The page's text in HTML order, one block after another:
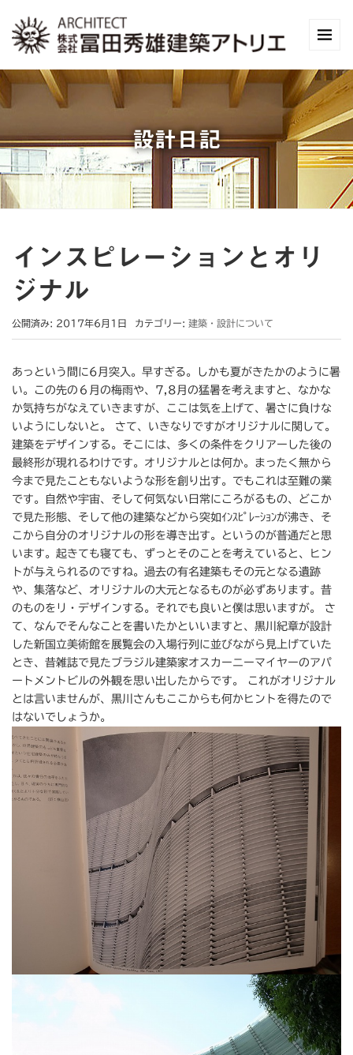
設計日記
インスピレーションとオリ
ジナル
公開済み: 2017年6月1日 カテゴリー: 建築・設計について
あっという間に6月突入。早すぎる。しかも夏がきたかのように暑
い。この先の６月の梅雨や、7,8月の猛暑を考えますと、なかな
か気持ちがなえていきますが、ここは気を上げて、暑さに負けな
いようにしないと。 さて、いきなりですがオリジナルに関して。
建築をデザインする。そこには、多くの条件をクリアーした後の
最終形が現れるわけです。オリジナルとは何か。まったく無から
今まで見たこともないような形を創り出す。でもこれは至難の業
です。自然や宇宙、そして何気ない日常にころがるもの、どこか
で見た形態、そして他の建築などから突如ｲﾝｽﾋﾟﾚｰｼｮﾝが沸き、そ
こから自分のオリジナルの形を導き出す。というのが普通だと思
います。起きても寝ても、ずっとそのことを考えていると、ヒン
トが与えられるのですね。過去の有名建築もその元となる遺跡
や、集落など、オリジナルの大元となるものが必ずあります。昔
のものをリ・デザインする。それでも良いと僕は思いますが。 さ
て、なんでそんなことを書いたかといいますと、黒川紀章が設計
した新国立美術館を展覧会の入場行列に並びながら見上げていた
とき、昔雑誌で見たブラジル建築家オスカーニーマイヤーのアパ
ートメントビルの外観を思い出したからです。 これがオリジナル
とは言いませんが、黒川さんもここからも何かヒントを得たので
はないでしょうか。